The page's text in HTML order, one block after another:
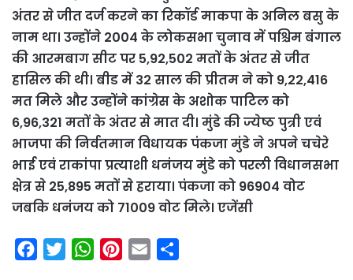
अंतर से जीत दर्ज करने का रिकॉर्ड माकपा के अनिल बसु के
नाम था। उन्होंने 2004 के लोकसभा चुनाव में पश्चिम बंगाल
की आरमबाग सीट पर 5,92,502 मतों के अंतर से जीत
हासिल की थी। बीड में 32 साल की प्रीतम ने को 9,22,416
मत मिले और उन्होंने कांग्रेस के अशोक पाटिल को
6,96,321 मतों के अंतर से मात दी। मुंडे की ज्येष्ठ पुत्री एवं
भाजपा की निर्वतमान विधायक पंकजा मुंडे ने अपने चचेरे
भाई एवं राकांपा प्रत्याशी धनंजय मुंडे को परली विधानसभा
क्षेत्र से 25,895 मतों से हराया। पंकजा को 96904 वोट
जबकि धनंजय को 71009 वोट मिले। एजेंसी
W